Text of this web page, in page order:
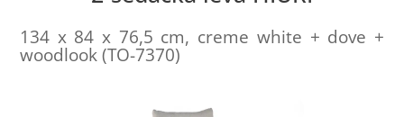
134 x 84 x 76,5 cm, creme white + dove +
woodlook (TO-7370)